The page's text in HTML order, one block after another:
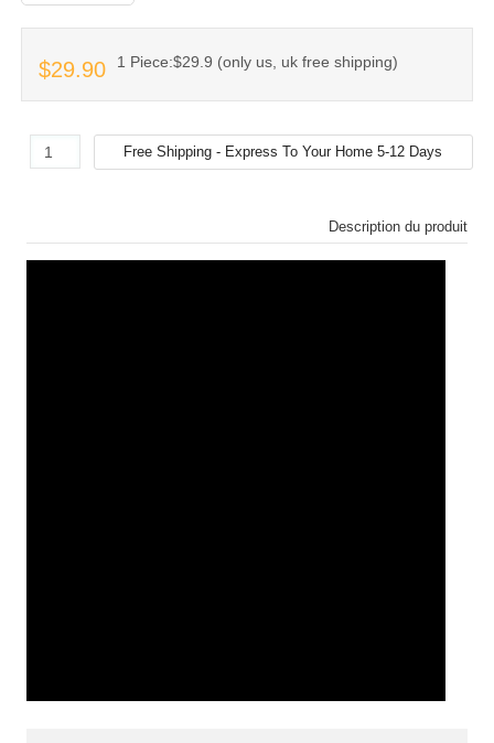
$29.90 1 Piece:$29.9 (only us, uk free shipping)
Description du produit